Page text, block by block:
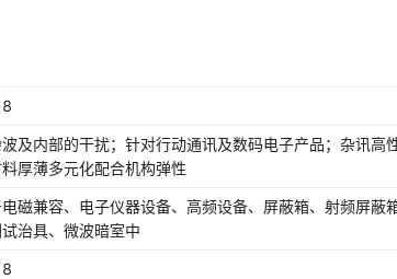
及内部的干扰；针对行动通讯及数码电子产品；杂讯高
厚薄多元化配合机构弹性
磁兼容、电子仪器设备、高频设备、屏蔽箱、射频屏蔽
治具、微波暗室中